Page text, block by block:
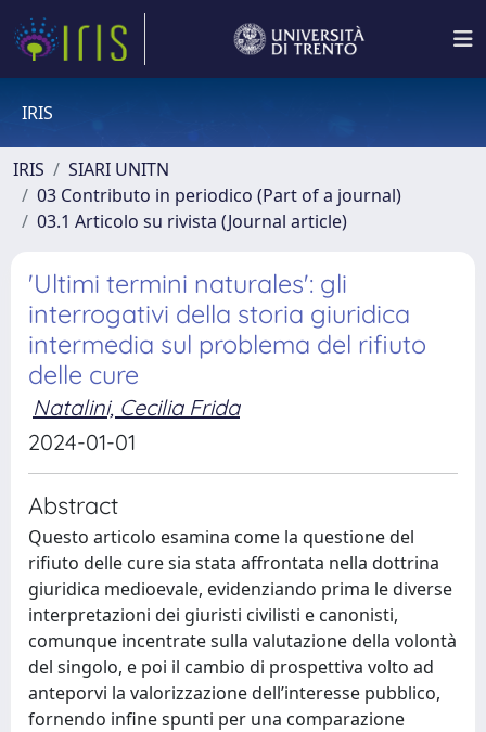
IRIS
IRIS
SIARI UNITN
03 Contributo in periodico (Part of a journal)
03.1 Articolo su rivista (Journal article)
'Ultimi termini naturales': gli
interrogativi della storia giuridica
intermedia sul problema del rifiuto
delle cure
Natalini, Cecilia Frida
2024-01-01
Abstract
Questo articolo esamina come la questione del
rifiuto delle cure sia stata affrontata nella dottrina
giuridica medioevale, evidenziando prima le diverse
interpretazioni dei giuristi civilisti e canonisti,
comunque incentrate sulla valutazione della volontà
del singolo, e poi il cambio di prospettiva volto ad
anteporvi la valorizzazione dell’interesse pubblico,
fornendo infine spunti per una comparazione